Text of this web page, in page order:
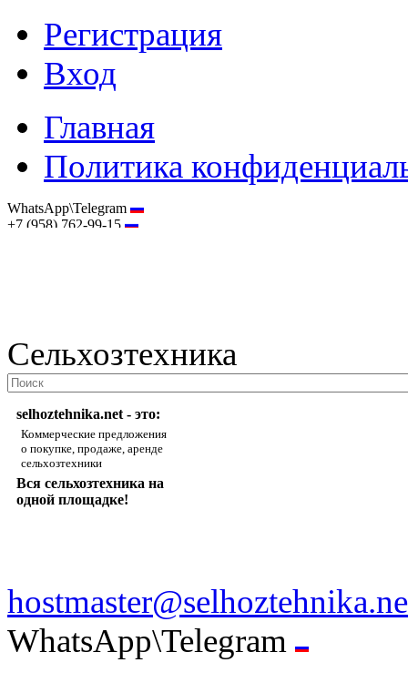
Регистрация
Вход
Главная
Политика
WhatsApp\Telegram
+7 (958) 762-99-15
Сельхозтехника
selhoztehnika.net - это:
Коммерческие предложения
о покупке, продаже, аренде
сельхозтехники
Вся сельхозтехника на
одной площадке!
WhatsApp\Telegram